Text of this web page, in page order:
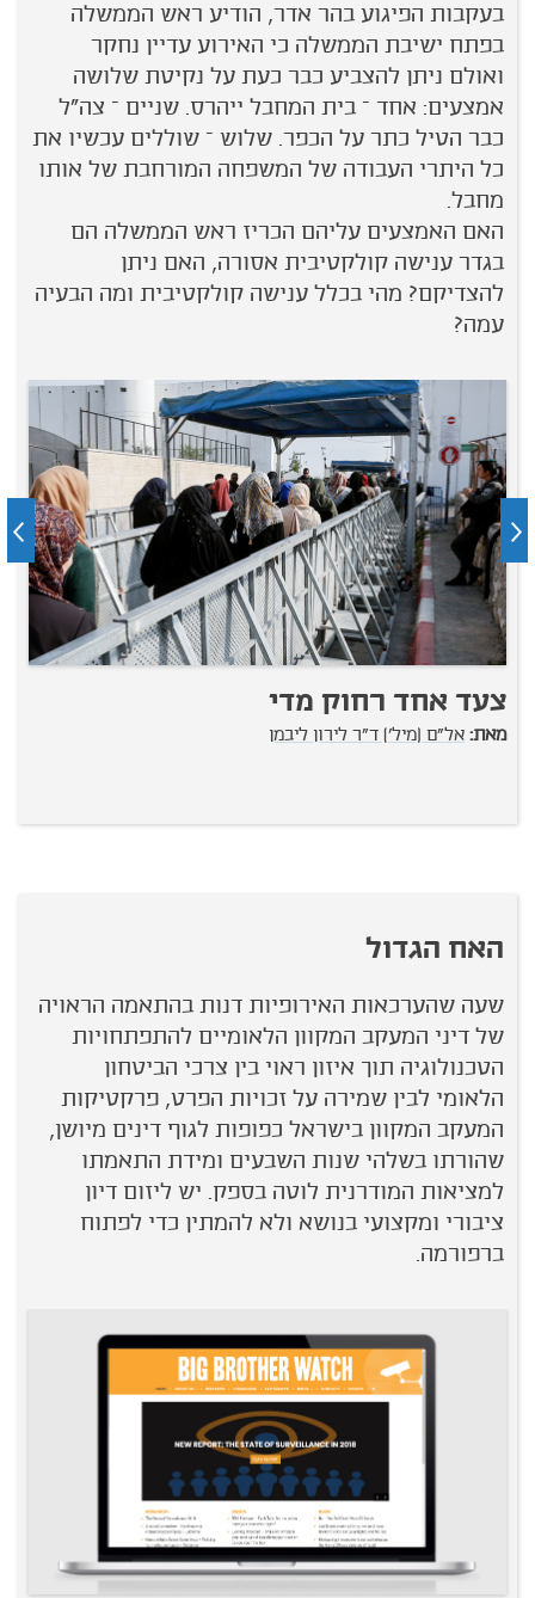
בעקבות הפיגוע בהר אדר, הודיע ראש הממשלה
בפתח ישיבת הממשלה כי האירוע עדיין נחקר
ואולם ניתן להצביע כבר כעת על נקיטת שלושה
אמצעים: אחד – בית המחבל ייהרס. שניים – צה"ל
כבר הטיל כתר על הכפר. שלוש – שוללים עכשיו את
כל היתרי העבודה של המשפחה המורחבת של אותו
מחבל.
האם האמצעים עליהם הכריז ראש הממשלה הם
בגדר ענישה קולקטיבית אסורה, האם ניתן
להצדיקם? מהי בכלל ענישה קולקטיבית ומה הבעיה
עמה?
צעד אחד רחוק מדי
מאת: אל"ם (מיל') ד"ר לירון ליבמן
האח הגדול
שעה שהערכאות האירופיות דנות בהתאמה הראויה
של דיני המעקב המקוון הלאומיים להתפתחויות
הטכנולוגיה תוך איזון ראוי בין צרכי הביטחון
הלאומי לבין שמירה על זכויות הפרט, פרקטיקות
המעקב המקוון בישראל כפופות לגוף דינים מיושן,
שהורתו בשלהי שנות השבעים ומידת התאמתו
למציאות המודרנית לוטה בספק. יש ליזום דיון
ציבורי ומקצועי בנושא ולא להמתין כדי לפתוח
ברפורמה.